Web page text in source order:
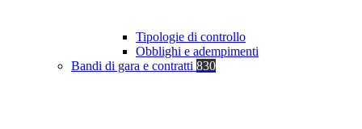
Tipologie di controllo
Obblighi e adempimenti
Bandi di gara e contratti 830